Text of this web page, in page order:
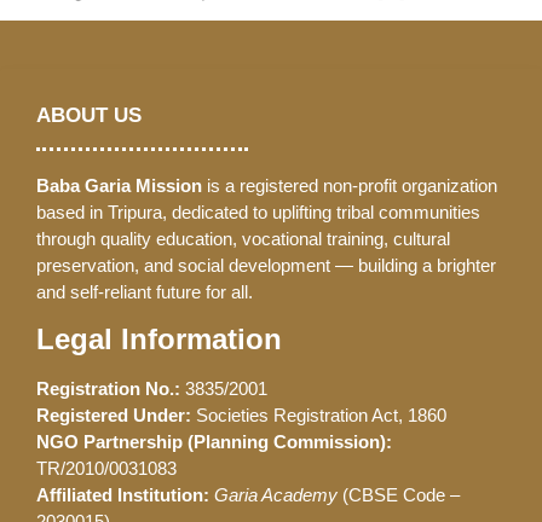
ABOUT US
Baba Garia Mission is a registered non-profit organization
based in Tripura, dedicated to uplifting tribal communities
through quality education, vocational training, cultural
preservation, and social development — building a brighter
and self-reliant future for all.
Legal Information
Registration No.: 3835/2001
Registered Under: Societies Registration Act, 1860
NGO Partnership (Planning Commission):
TR/2010/0031083
Affiliated Institution: Garia Academy (CBSE Code –